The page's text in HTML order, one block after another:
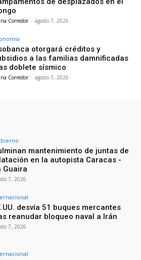
Corredor - agosto 7, 2026
otorgará créditos y
a las familias damnificadas
doblete sísmico
Corredor - agosto 7, 2026
mantenimiento de juntas de
en la autopista Caracas -
Guaira
7, 2026
desvía 51 buques mercantes
reanudar bloqueo naval a Irán
7, 2026